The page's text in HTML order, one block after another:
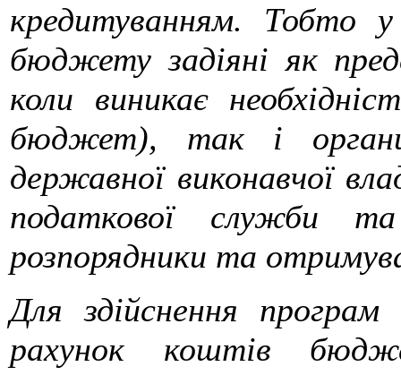
кредитуванням. Тобто у
бюджету задіяні як
коли виникає
бюджет), так і
державної виконавчої
податкової служби
розпорядники та
Для здійснення
рахунок коштів